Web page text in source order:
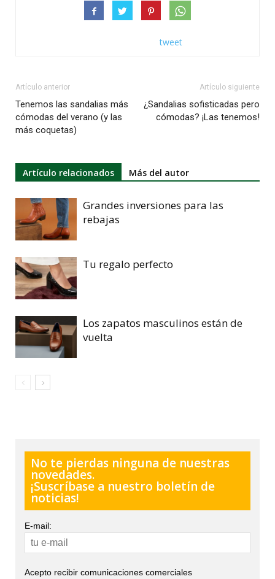
tweet
Artículo anterior
Tenemos las sandalias más
cómodas del verano (y las
más coquetas)
Artículo siguiente
¿Sandalias sofisticadas pero
cómodas? ¡Las tenemos!
Artículo relacionados Más del autor
Grandes inversiones para las
rebajas
Tu regalo perfecto
Los zapatos masculinos están de
vuelta
No te pierdas ninguna de nuestras
novedades.
¡Suscríbase a nuestro boletín de
noticias!
E-mail:
Acepto recibir comunicaciones comerciales